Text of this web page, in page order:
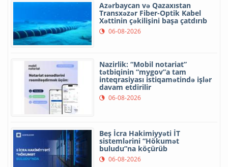
Azərbaycan və Qazaxıstan
Transxəzər Fiber-Optik Kabel
Xəttinin çəkilişini başa çatdırıb
06-08-2026
Nazirlik: “Mobil notariat”
tətbiqinin “mygov”a tam
inteqrasiyası istiqamətində işlər
davam etdirilir
06-08-2026
Beş İcra Hakimiyyəti İT
sistemlərini “Hökumət
buludu”na köçürüb
06-08-2026